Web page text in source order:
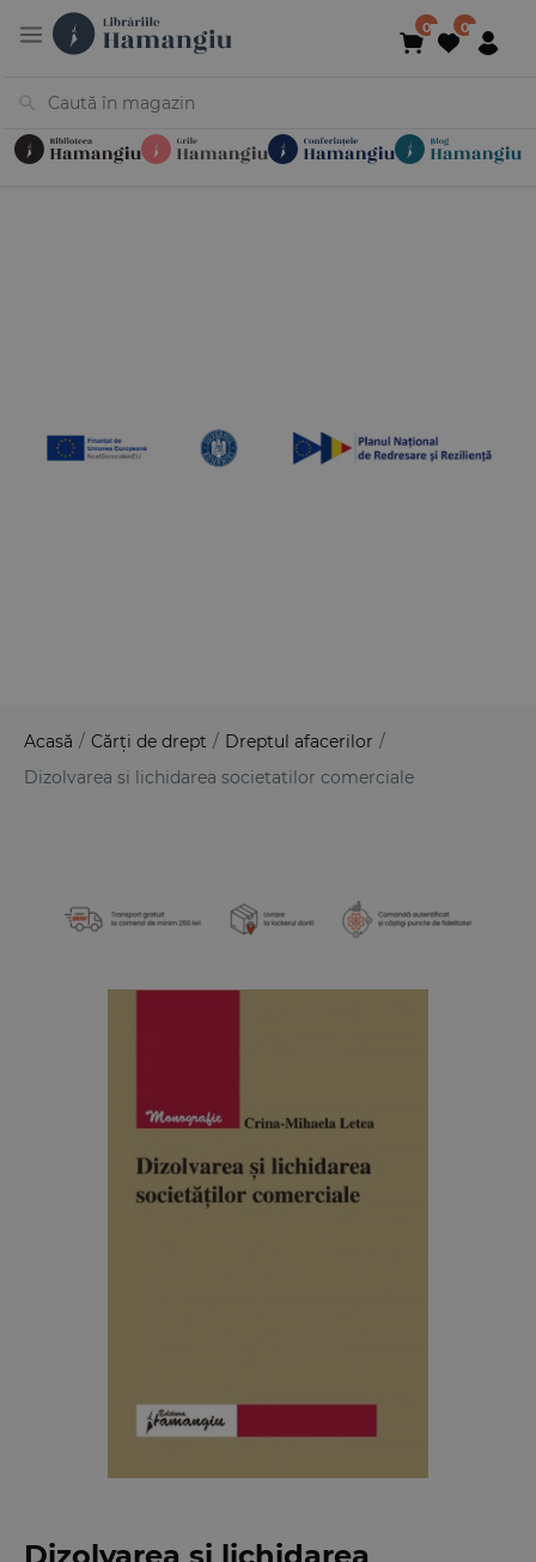
Acasă / Cărți de drept / Dreptul afacerilor /
Dizolvarea si lichidarea societatilor comerciale
Dizolvarea si lichidarea